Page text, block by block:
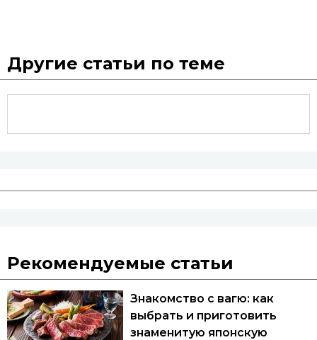
Другие статьи по теме
Рекомендуемые статьи
Знакомство с вагю: как
выбрать и приготовить
знаменитую японскую